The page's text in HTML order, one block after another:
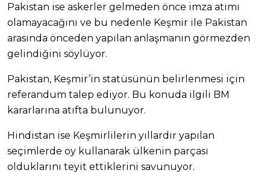
Pakistan ise askerler gelmeden önce imza atımı
olamayacağını ve bu nedenle Keşmir ile Pakistan
arasında önceden yapılan anlaşmanın görmezden
gelindiğini söylüyor.
Pakistan, Keşmir’in statüsünün belirlenmesi için
referandum talep ediyor. Bu konuda ilgili BM
kararlarına atıfta bulunuyor.
Hindistan ise Keşmirlilerin yıllardır yapılan
seçimlerde oy kullanarak ülkenin parçası
olduklarını teyit ettiklerini savunuyor.